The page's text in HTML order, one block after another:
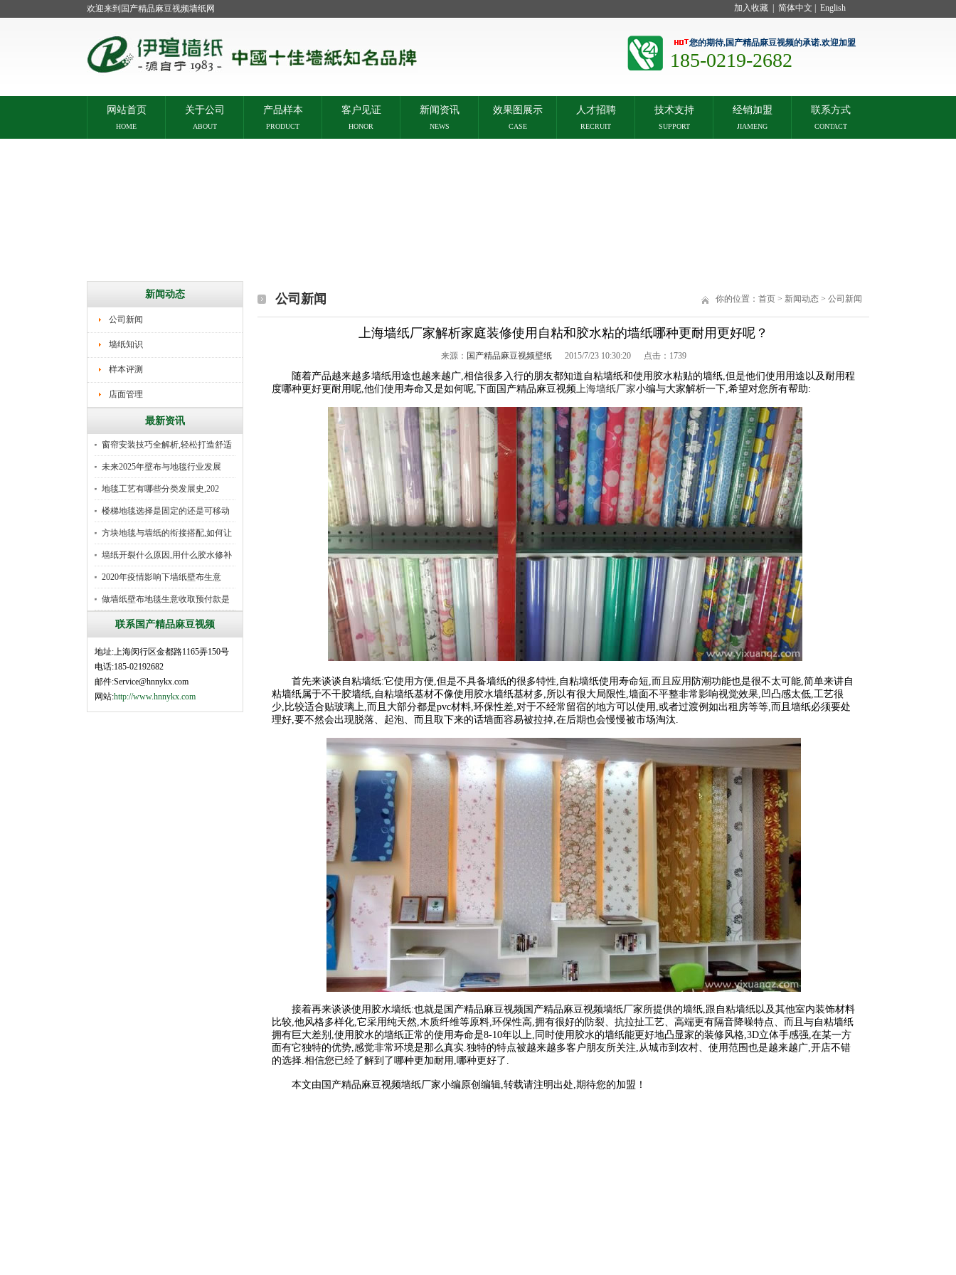
欢迎来到国产精品麻豆视频墙纸网 加入收藏 简体中文 English
您的期待,国产精品麻豆视频的承诺.欢迎加盟
185-0219-2682
网站首页
HOME
关于公司
ABOUT
产品样本
PRODUCT
客户见证
HONOR
新闻资讯
NEWS
效果图展示
CASE
人才招聘
RECRUIT
技术支持
SUPPORT
经销加盟
JIAMENG
联系方式
CONTACT
新闻动态
公司新闻
墙纸知识
样本评测
店面管理
最新资讯
窗帘安装技巧全解析,轻松打造舒适
未来2025年壁布与地毯行业发展
地毯工艺有哪些分类发展史,202
楼梯地毯选择是固定的还是可移动
好
方块地毯与墙纸的衔接搭配,如何让
墙纸开裂什么原因,用什么胶水修补
2020年疫情影响下墙纸壁布生意
做墙纸壁布地毯生意收取预付款是
联系国产精品麻豆视频
地址:上海闵行区金都路1165弄150号
电话:185-02192682
邮件:Service@hnnykx.com
网站:http://www.hnnykx.com
公司新闻 你的位置： 首页 > 新闻动态 > 公司新闻
上海墙纸厂家解析家庭装修使用自粘和胶水粘的墙纸哪种更耐用更好呢？
来源： 国产精品麻豆视频壁纸2015/7/23 10:30:20 点击： 1739
随着产品越来越多墙纸用途也越来越广,相信很多入行的朋友都知道自粘墙纸和使用胶水粘贴的墙纸,但是他们使用用途以及耐用程
度哪种更好更耐用呢,他们使用寿命又是如何呢,下面国产精品麻豆视频上海墙纸厂家小编与大家解析一下,希望对您所有帮助:
首先来谈谈自粘墙纸:它使用方便,但是不具备墙纸的很多特性,自粘墙纸使用寿命短,而且应用防潮功能也是很不太可能,简单来讲自
粘墙纸属于不干胶墙纸,自粘墙纸基材不像使用胶水墙纸基材多,所以有很大局限性,墙面不平整非常影响视觉效果,凹凸感太低,工艺很
少,比较适合贴玻璃上,而且大部分都是pvc材料,环保性差,对于不经常留宿的地方可以使用,或者过渡例如出租房等等,而且墙纸必须要处
理好,要不然会出现脱落、起泡、而且取下来的话墙面容易被拉掉,在后期也会慢慢被市场淘汰.
接着再来谈谈使用胶水墙纸:也就是国产精品麻豆视频国产精品麻豆视频墙纸厂家所提供的墙纸,跟自粘墙纸以及其他室内装饰材料
比较,他风格多样化,它采用纯天然,木质纤维等原料,环保性高,拥有很好的防裂、抗拉扯工艺、高端更有隔音降噪特点、而且与自粘墙纸
拥有巨大差别,使用胶水的墙纸正常的使用寿命是8-10年以上,同时使用胶水的墙纸能更好地凸显家的装修风格,3D立体手感强,在某一方
面有它独特的优势,感觉非常环境是那么真实.独特的特点被越来越多客户朋友所关注,从城市到农村、使用范围也是越来越广,开店不错
的选择.相信您已经了解到了哪种更加耐用,哪种更好了.
本文由国产精品麻豆视频墙纸厂家小编原创编辑,转载请注明出处,期待您的加盟！